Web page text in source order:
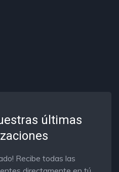
últimas
Recibe todas las